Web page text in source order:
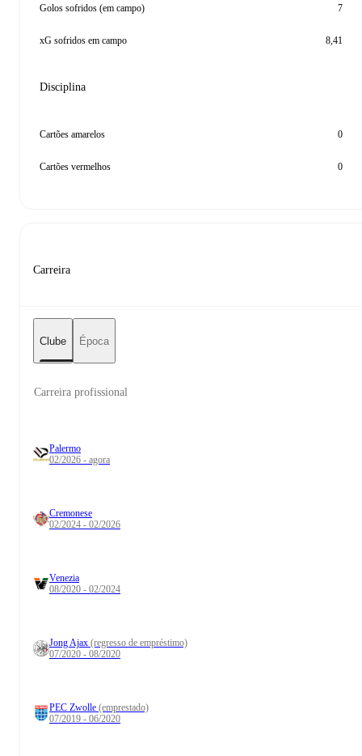
Golos sofridos (em campo) 7
xG sofridos em campo 8,41
Disciplina
Cartões amarelos 0
Cartões vermelhos 0
Carreira
Clube Época
Carreira profissional
Palermo
02/2026 - agora
Cremonese
02/2024 - 02/2026
Venezia
08/2020 - 02/2024
Jong Ajax (regresso de empréstimo)
07/2020 - 08/2020
PEC Zwolle (emprestado)
07/2019 - 06/2020